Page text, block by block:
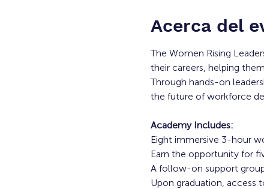
Acerca del
The Women Rising
their careers, helping
Through hands-on
the future of workforce
Academy Includes:
Eight immersive 3-hour
Earn the opportunity for
A follow-on support
Upon graduation, access